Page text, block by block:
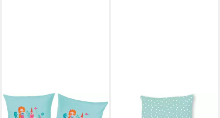
S.OLIVER JUNIOR
Kinderbettwäsche
GOOD MORNING
Babybettwäsche Silvie,